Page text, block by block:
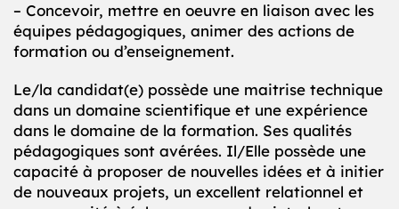
– Concevoir, mettre en oeuvre en liaison avec les
équipes pédagogiques, animer des actions de
formation ou d’enseignement.
Le/la candidat(e) possède une maitrise technique
dans un domaine scientifique et une expérience
dans le domaine de la formation. Ses qualités
pédagogiques sont avérées. Il/Elle possède une
capacité à proposer de nouvelles idées et à initier
de nouveaux projets, un excellent relationnel et